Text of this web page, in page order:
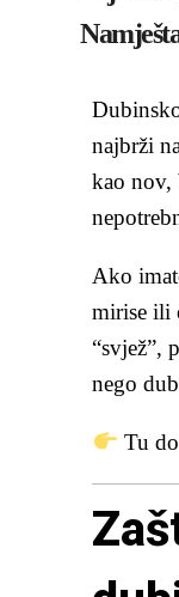
najbrži
kao nov,
Ako
mirise ili
“svjež”,
nego
Tu